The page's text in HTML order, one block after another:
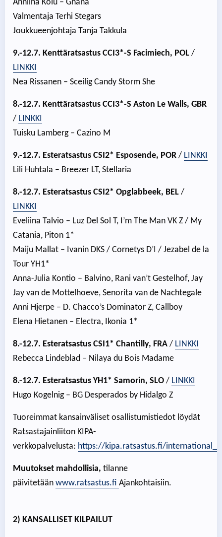
Anniina Kolu – Ghana
Valmentaja Terhi Stegars
Joukkueenjohtaja Tanja Takkula
9.-12.7. Kenttäratsastus CCI3*-S Facimiech, POL /
LINKKI
Nea Rissanen – Sceilig Candy Storm She
8.-12.7. Kenttäratsastus CCI3*-S Aston Le Walls, GBR
/ LINKKI
Tuisku Lamberg – Cazino M
9.-12.7. Esteratsastus CSI2* Esposende, POR / LINKKI
Lili Huhtala – Breezer LT, Stellaria
8.-12.7. Esteratsastus CSI2* Opglabbeek, BEL /
LINKKI
Eveliina Talvio – Luz Del Sol T, I’m The Man VK Z / My
Catania, Piton 1*
Maiju Mallat – Ivanin DKS / Cornetys D’I / Jezabel de la
Tour YH1*
Anna-Julia Kontio – Balvino, Rani van’t Gestelhof, Jay
Jay van de Mottelhoeve, Senorita van de Nachtegale
Anni Hjerpe – D. Chacco’s Dominator Z, Callboy
Elena Hietanen – Electra, Ikonia 1*
8.-12.7. Esteratsastus CSI1* Chantilly, FRA / LINKKI
Rebecca Lindeblad – Nilaya du Bois Madame
8.-12.7. Esteratsastus YH1* Samorin, SLO / LINKKI
Hugo Kogelnig – BG Desperados by Hidalgo Z
Tuoreimmat kansainväliset osallistumistiedot löydät
Ratsastajainliiton KIPA-
verkkopalvelusta: https://kipa.ratsastus.fi/
Muutokset mahdollisia, tilanne
päivitetään www.ratsastus.fi Ajankohtaisiin.
2) KANSALLISET KILPAILUT